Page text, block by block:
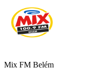
Mix FM Belém